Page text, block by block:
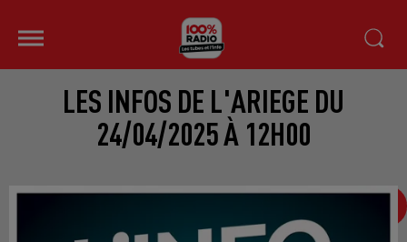
LES INFOS DE L'ARIEGE DU
24/04/2025 À 12H00